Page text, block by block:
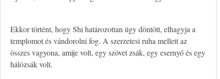
Ekkor történt, hogy Shi határozottan úgy döntött, elhagyja a
templomot és vándorolni fog. A szerzetesi ruha mellett az
összes vagyona, amije volt, egy szövet zsák, egy esernyő és egy
hálózsák volt.